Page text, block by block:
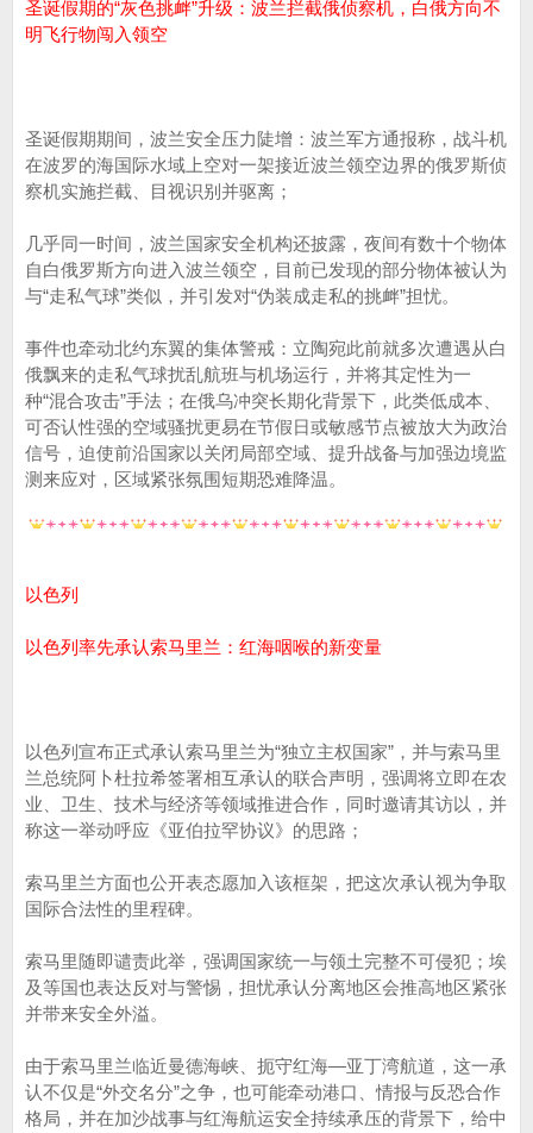
圣诞假期的“灰色挑衅”升级：波兰拦截俄侦察机，白俄方向不
明飞行物闯入领空
圣诞假期期间，波兰安全压力陡增：波兰军方通报称，战斗机
在波罗的海国际水域上空对一架接近波兰领空边界的俄罗斯侦
察机实施拦截、目视识别并驱离；
几乎同一时间，波兰国家安全机构还披露，夜间有数十个物体
自白俄罗斯方向进入波兰领空，目前已发现的部分物体被认为
与“走私气球”类似，并引发对“伪装成走私的挑衅”担忧。
事件也牵动北约东翼的集体警戒：立陶宛此前就多次遭遇从白
俄飘来的走私气球扰乱航班与机场运行，并将其定性为一
种“混合攻击”手法；在俄乌冲突长期化背景下，此类低成本、
可否认性强的空域骚扰更易在节假日或敏感节点被放大为政治
信号，迫使前沿国家以关闭局部空域、提升战备与加强边境监
测来应对，区域紧张氛围短期恐难降温。
以色列
以色列率先承认索马里兰：红海咽喉的新变量
以色列宣布正式承认索马里兰为“独立主权国家”，并与索马里
兰总统阿卜杜拉希签署相互承认的联合声明，强调将立即在农
业、卫生、技术与经济等领域推进合作，同时邀请其访以，并
称这一举动呼应《亚伯拉罕协议》的思路；
索马里兰方面也公开表态愿加入该框架，把这次承认视为争取
国际合法性的里程碑。
索马里随即谴责此举，强调国家统一与领土完整不可侵犯；埃
及等国也表达反对与警惕，担忧承认分离地区会推高地区紧张
并带来安全外溢。
由于索马里兰临近曼德海峡、扼守红海—亚丁湾航道，这一承
认不仅是“外交名分”之争，也可能牵动港口、情报与反恐合作
格局，并在加沙战事与红海航运安全持续承压的背景下，给中